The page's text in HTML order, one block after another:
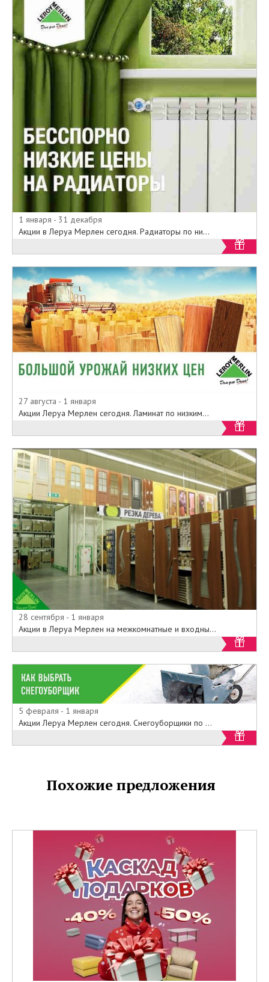
1 января - 31 декабря
Акции в Леруа Мерлен сегодня. Радиаторы по ни...
27 августа - 1 января
Акции Леруа Мерлен сегодня. Ламинат по низким...
28 сентября - 1 января
Акции в Леруа Мерлен на межкомнатные и входны...
5 февраля - 1 января
Акции Леруа Мерлен сегодня. Снегоуборщики по ...
Похожие предложения